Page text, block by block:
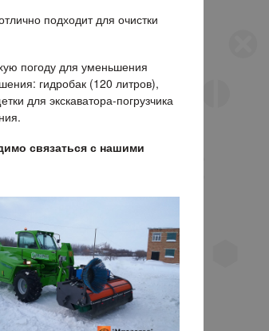
подходит для очистки
погоду для уменьшения
гидробак (120 литров),
для экскаватора-погрузчика
связаться с нашими